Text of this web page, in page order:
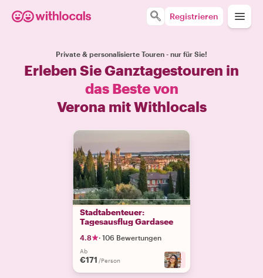
Registrieren
Private & personalisierte Touren - nur für Sie!
Erleben Sie Ganztagestouren in
das Beste von
Verona mit Withlocals
Stadtabenteuer:
Tagesausflug Gardasee
4.8 · 106 Bewertungen
Ab
€171 /Person +2